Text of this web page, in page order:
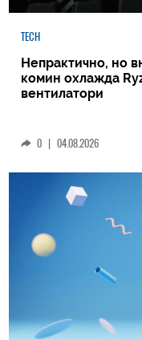
TECH
Непрактично, но
комин охлажда
вентилатори
0 | 04.08.2026